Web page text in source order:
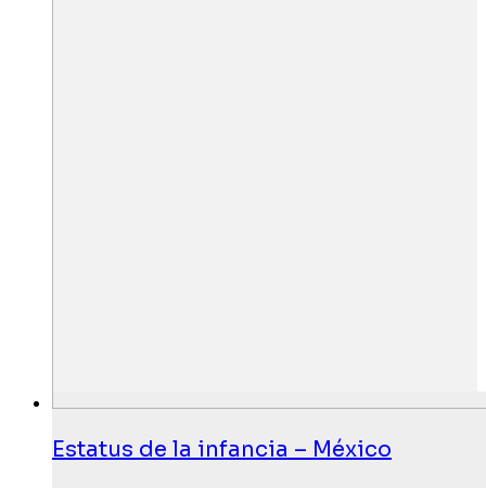
Estatus de la infancia – México